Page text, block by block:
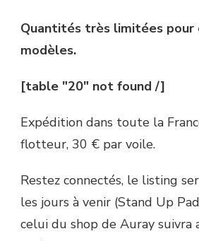
Quantités très limitées pour
modèles.
[table "20" not found /]
Expédition dans toute la
flotteur, 30 € par voile.
Restez connectés, le listing
les jours à venir (Stand Up
celui du shop de Auray suivra